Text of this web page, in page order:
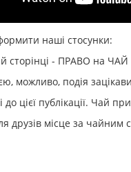
наші стосунки:
сторінці - ПРАВО на ЧАЙ
можливо, подія
до цієї публікації. Чай
друзів місце за чайним